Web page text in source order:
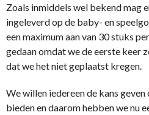
Zoals inmiddels wel bekend mag
ingeleverd op de baby- en
een maximum aan van 30 stuks
gedaan omdat we de eerste keer
dat we het niet geplaatst kregen.
We willen iedereen de kans
bieden en daarom hebben we nu